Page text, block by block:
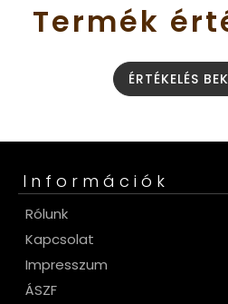
Termék
ÉRTÉKELÉS
Információk
Rólunk
Kapcsolat
Impresszum
ÁSZF